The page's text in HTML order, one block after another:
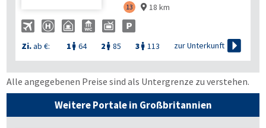
13  18 km
Zi.ab €: 1  64 2  85 3  113 zur Unterkunft 
Alle angegebenen Preise sind als Untergrenze zu verstehen.
Weitere Portale in Großbritannien